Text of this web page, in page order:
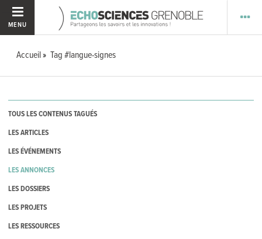
MENU
Accueil Tag #langue-signes
TOUS LES CONTENUS TAGUÉS
LES ARTICLES
LES ÉVÉNEMENTS
LES ANNONCES
LES DOSSIERS
LES PROJETS
LES RESSOURCES